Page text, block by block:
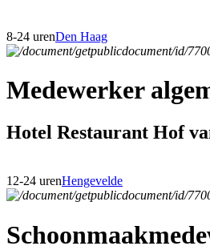
8-24 urenDen Haag
Medewerker
Hotel Restaurant Hof
12-24 urenHengevelde